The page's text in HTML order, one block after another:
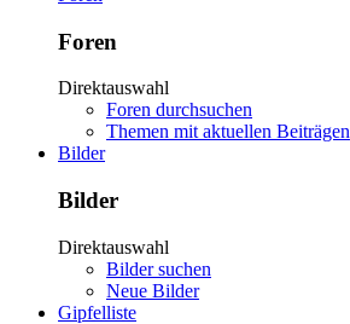
Foren
Direktauswahl
Foren durchsuchen
Themen mit aktuellen Beiträgen
Bilder
Bilder
Direktauswahl
Bilder suchen
Neue Bilder
Gipfelliste